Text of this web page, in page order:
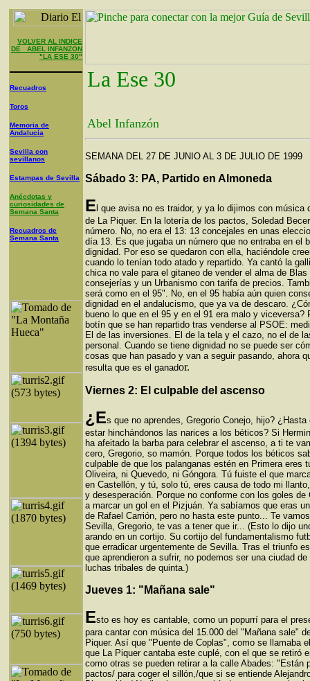
VOLVER AL INDICE
DE ABEL INFANZON
"LA ESE 30"
Recuadros
Toros
Memoria de
Andalucía
Sevilla con
sevillanos
Estampas de Sevilla
Anécdotas y
curiosidades de
Semana Santa
Recuadros de
Semana Santa
La Ese 30
Abel Infanzón
SEMANA DEL 27 DE JUNIO AL 3 DE JULIO DE 1999
Sábado 3: PA, Partido en Almoneda
E l que avisa no es traidor, y ya lo dijimos con música
de La Piquer. En la lotería de los pactos, Soledad
número. No, no era el 13: 13 concejales en unas
día 13. Es que jugaba un número que no entraba en el
dignidad. Por eso se quedaron con ella, haciéndole
cuando lo tenían todo atado y repartido. Ya cantó la
chica no vale para el gitaneo de vender el alma de
consejerías y un Urbanismo con tarifa de precios.
será como en el 95". No, en el 95 había aún quien
dignidad en el andalucismo, que ya va de descaro.
bueno lo que en el 95 y en el 91 era malo y viceversa?
botín que se han repartido tras venderse al PSOE:
El de las inversiones. El de la tela y el cazo, no el de
personal. Cuando se tiene dignidad no se puede ser
cosas que han pasado y van a seguir pasando, ahora
resulta que es el ganador.
Viernes 2: El culpable del ascenso
¿Es que no aprendes, Gregorio Conejo, hijo?
estar hinchándonos las narices a los béticos? Si
ha afeitado la barba para celebrar el ascenso, a ti te
cero, Gregorio, so mamón. Porque todos los béticos
culpable de que los palanganas estén en Primera eres
Oliveira, ni Quevedo, ni Góngora. Tú fuiste el que
en Castellón, y tú, solo tú, eres causa de todo mi
y desesperación. Porque no conforme con los goles
a marcar un gol en el Pizjuán. Ya sabíamos que eras
de Rafael Carrión, pero no hasta este punto... Te
Sevilla, Gregorio, te vas a tener que ir... (Esto lo dijo
arando en un cortijo. Su cortijo del fundamentalismo
que erradicar urgentemente de Sevilla. Tras el triunfo
que aprendieron a sufrir, no podemos ser una ciudad
luchas tribales de quinta.)
Jueves 1: "Mañana sale"
Esto es hoy es cantable, como un popurrí para el
para cantar con música del 15.000 del "Mañana sale"
Piquer. Así que "Puente de Coplas", como se llamaba
que La Piquer cantaba este cuplé, con el que se retiró
como otras se pueden retirar a la calle Abades: "Están
pactos/ para coger el sillón,/que si se entiende